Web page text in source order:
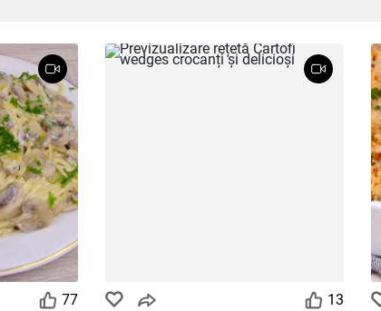
77 13